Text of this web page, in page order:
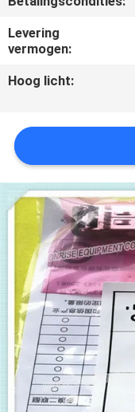
ONS
OP
NIEUWS
GEVALLEN
SITEMAP
Levering
vermogen:
Hoog licht: